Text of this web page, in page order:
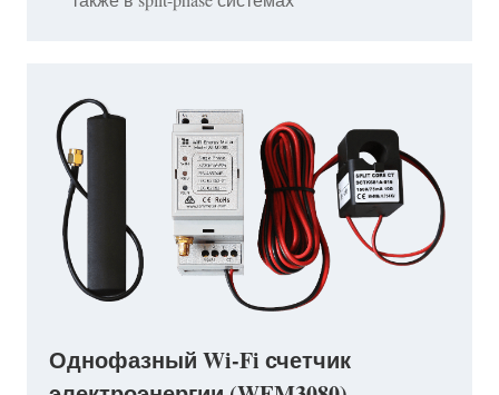
Однофазный Wi-Fi счетчик